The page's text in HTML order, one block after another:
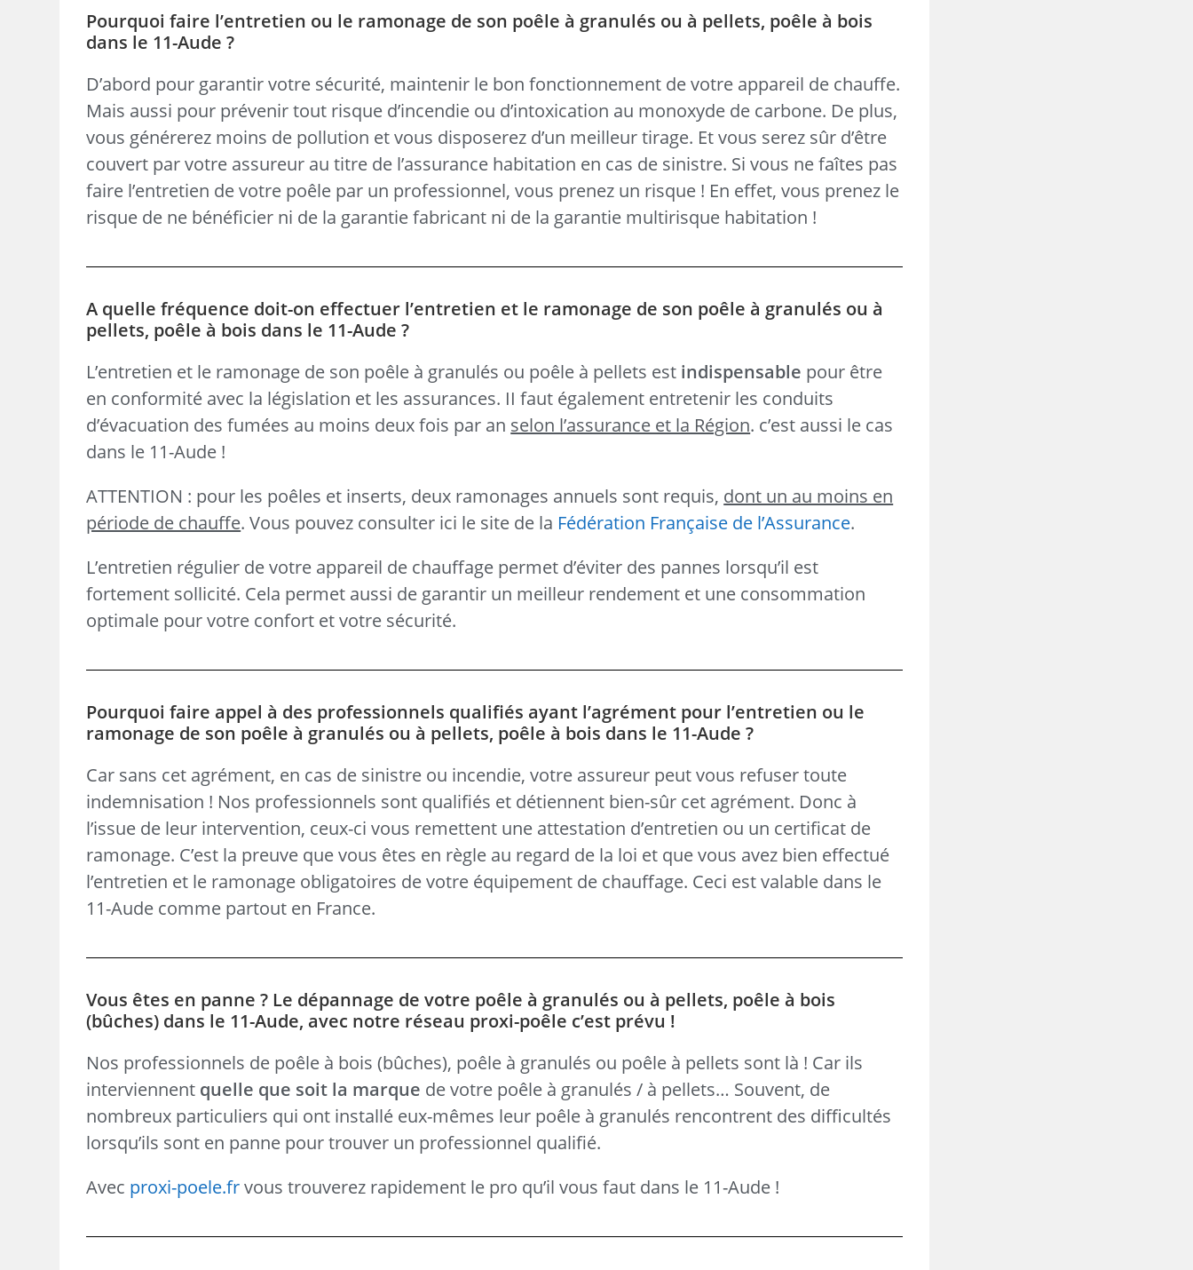
Pourquoi faire l’entretien ou le ramonage de son poêle à granulés ou à pellets, poêle à bois
dans le 11-Aude ?
D’abord pour garantir votre sécurité, maintenir le bon fonctionnement de votre appareil de chauffe.
Mais aussi pour prévenir tout risque d’incendie ou d’intoxication au monoxyde de carbone. De plus,
vous générerez moins de pollution et vous disposerez d’un meilleur tirage. Et vous serez sûr d’être
couvert par votre assureur au titre de l’assurance habitation en cas de sinistre. Si vous ne faîtes pas
faire l’entretien de votre poêle par un professionnel, vous prenez un risque ! En effet, vous prenez le
risque de ne bénéficier ni de la garantie fabricant ni de la garantie multirisque habitation !
A quelle fréquence doit-on effectuer l’entretien et le ramonage de son poêle à granulés ou à
pellets, poêle à bois dans le 11-Aude ?
L’entretien et le ramonage de son poêle à granulés ou poêle à pellets est indispensable pour être
en conformité avec la législation et les assurances. II faut également entretenir les conduits
d’évacuation des fumées au moins deux fois par an selon l’assurance et la Région. c’est aussi le cas
dans le 11-Aude !
ATTENTION : pour les poêles et inserts, deux ramonages annuels sont requis, dont un au moins en
période de chauffe. Vous pouvez consulter ici le site de la Fédération Française de l’Assurance.
L’entretien régulier de votre appareil de chauffage permet d’éviter des pannes lorsqu’il est
fortement sollicité. Cela permet aussi de garantir un meilleur rendement et une consommation
optimale pour votre confort et votre sécurité.
Pourquoi faire appel à des professionnels qualifiés ayant l’agrément pour l’entretien ou le
ramonage de son poêle à granulés ou à pellets, poêle à bois dans le 11-Aude ?
Car sans cet agrément, en cas de sinistre ou incendie, votre assureur peut vous refuser toute
indemnisation ! Nos professionnels sont qualifiés et détiennent bien-sûr cet agrément. Donc à
l’issue de leur intervention, ceux-ci vous remettent une attestation d’entretien ou un certificat de
ramonage. C’est la preuve que vous êtes en règle au regard de la loi et que vous avez bien effectué
l’entretien et le ramonage obligatoires de votre équipement de chauffage. Ceci est valable dans le
11-Aude comme partout en France.
Vous êtes en panne ? Le dépannage de votre poêle à granulés ou à pellets, poêle à bois
(bûches) dans le 11-Aude, avec notre réseau proxi-poêle c’est prévu !
Nos professionnels de poêle à bois (bûches), poêle à granulés ou poêle à pellets sont là ! Car ils
interviennent quelle que soit la marque de votre poêle à granulés / à pellets… Souvent, de
nombreux particuliers qui ont installé eux-mêmes leur poêle à granulés rencontrent des difficultés
lorsqu’ils sont en panne pour trouver un professionnel qualifié.
Avec proxi-poele.frvous trouverez rapidement le pro qu’il vous faut dans le 11-Aude !